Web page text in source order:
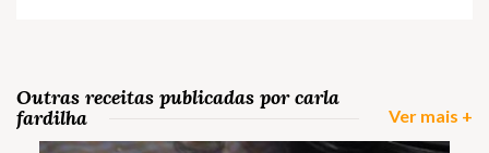
Outras receitas publicadas por carla
fardilha
Ver mais +